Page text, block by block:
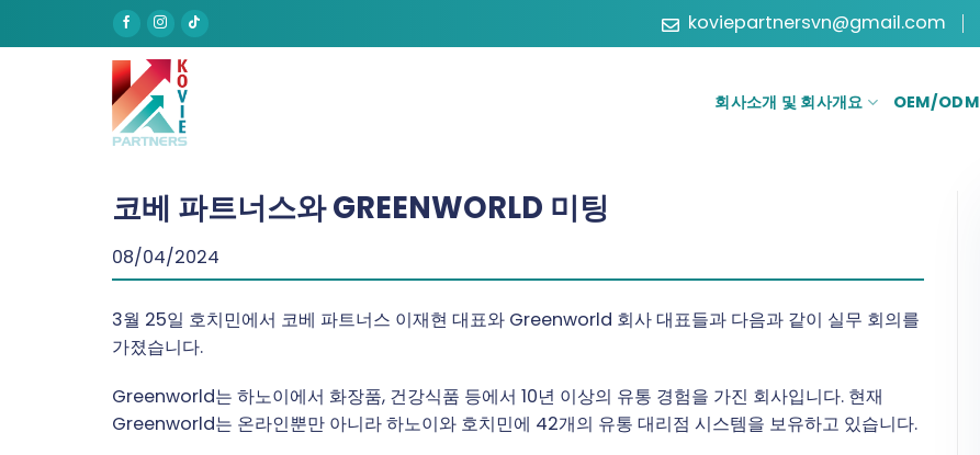
koviepartnersvn@gmail.com
회사소개 및 회사개요 OEM/ODM
코베 파트너스와 GREENWORLD 미팅
08/04/2024
3월 25일 호치민에서 코베 파트너스 이재현 대표와 Greenworld 회사 대표들과 다음과 같이 실무 회의를
가졌습니다.
Greenworld는 하노이에서 화장품, 건강식품 등에서 10년 이상의 유통 경험을 가진 회사입니다. 현재
Greenworld는 온라인뿐만 아니라 하노이와 호치민에 42개의 유통 대리점 시스템을 보유하고 있습니다.